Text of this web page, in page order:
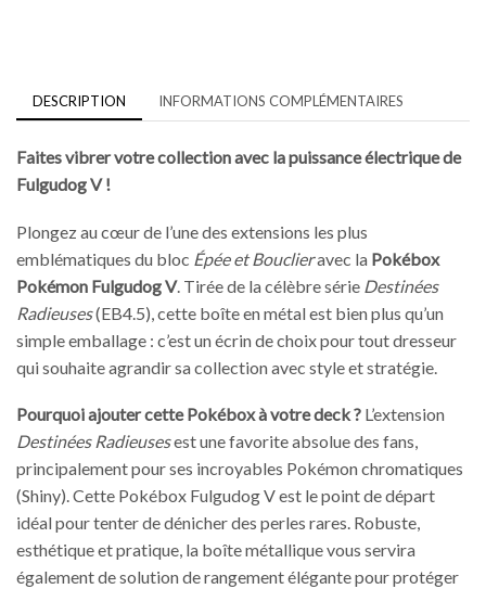
DESCRIPTION INFORMATIONS COMPLÉMENTAIRES
Faites vibrer votre collection avec la puissance électrique de
Fulgudog V !
Plongez au cœur de l’une des extensions les plus
emblématiques du bloc Épée et Bouclieravec la Pokébox
Pokémon Fulgudog V. Tirée de la célèbre série Destinées
Radieuses(EB4.5), cette boîte en métal est bien plus qu’un
simple emballage : c’est un écrin de choix pour tout dresseur
qui souhaite agrandir sa collection avec style et stratégie.
Pourquoi ajouter cette Pokébox à votre deck ? L’extension
Destinées Radieusesest une favorite absolue des fans,
principalement pour ses incroyables Pokémon chromatiques
(Shiny). Cette Pokébox Fulgudog V est le point de départ
idéal pour tenter de dénicher des perles rares. Robuste,
esthétique et pratique, la boîte métallique vous servira
également de solution de rangement élégante pour protéger